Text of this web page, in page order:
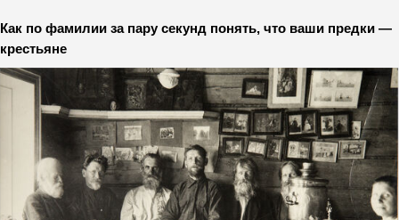
Как по фамилии за пару секунд понять, что ваши предки —
крестьяне